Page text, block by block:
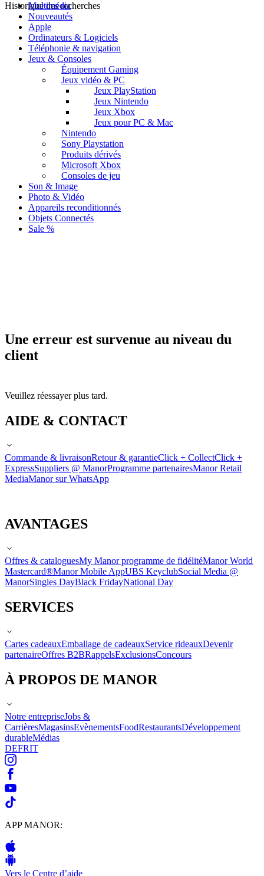
Historique des recherches
Multimédia
Nouveautés
Apple
Ordinateurs & Logiciels
Téléphonie & navigation
Jeux & Consoles
Équipement Gaming
Jeux vidéo & PC
Jeux PlayStation
Jeux Nintendo
Jeux Xbox
Jeux pour PC & Mac
Nintendo
Sony Playstation
Produits dérivés
Microsoft Xbox
Consoles de jeu
Son & Image
Photo & Vidéo
Appareils reconditionnés
Objets Connectés
Sale %
Une erreur est survenue au niveau du
client
Veuillez réessayer plus tard.
AIDE & CONTACT
Commande & livraisonRetour & garantieClick + CollectClick +
ExpressSuppliers @ ManorProgramme partenairesManor Retail
MediaManor sur WhatsApp
AVANTAGES
Offres & cataloguesMy Manor programme de fidélitéManor World
Mastercard®Manor Mobile AppUBS KeyclubSocial Media @
ManorSingles DayBlack FridayNational Day
SERVICES
Cartes cadeauxEmballage de cadeauxService rideauxDevenir
partenaireOffres B2BRappelsExclusionsConcours
À PROPOS DE MANOR
Notre entrepriseJobs &
CarrièresMagasinsEvènementsFoodRestaurantsDéveloppement
durableMédias
DEFRIT
APP MANOR:
Vers le Centre d’aide